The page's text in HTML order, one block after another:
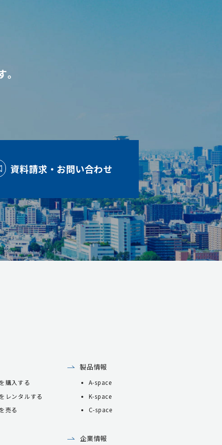
資料請求・お問い合わせ
購入する
レンタルする
売る
製品情報
A-space
K-space
C-space
企業情報